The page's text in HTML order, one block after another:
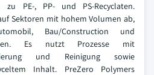
zu PE-, PP- und PS-Recyclaten.
Sektoren mit hohem Volumen ab,
Bau/Construction und
Es nutzt Prozesse mit
und Reinigung sowie
Inhalt. PreZero Polymers